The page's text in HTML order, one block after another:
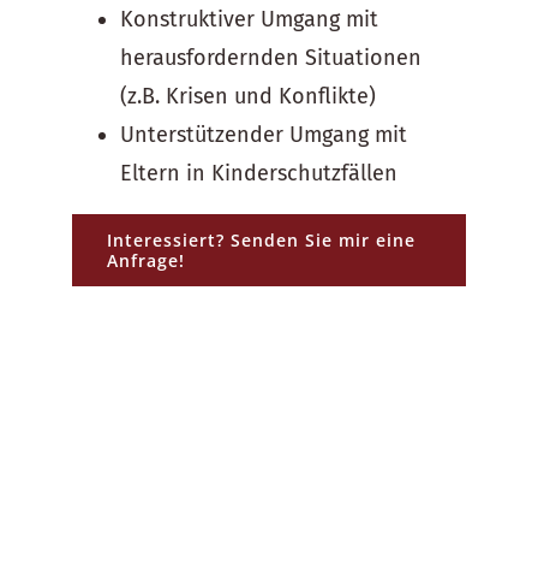
Konstruktiver Umgang mit
herausfordernden Situationen
(z.B. Krisen und Konflikte)
Unterstützender Umgang mit
Eltern in Kinderschutzfällen
Interessiert? Senden Sie mir eine
Anfrage!